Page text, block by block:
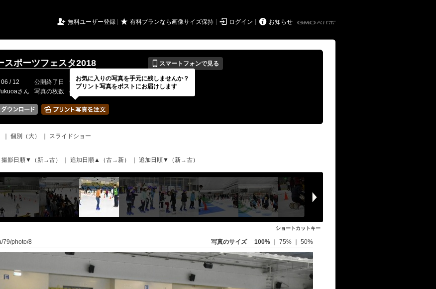
 無料ユーザー登録 ★ 有料プランなら画像サイズ保持  ログイン  お知らせ
スポーツフェスタ2018 📱 スマートフォンで見る
/ 12 公開終了日 無期限 イベントの期間
---
さん 写真の枚数 44 / 2000枚
個別（大）
スライドショー
撮影日順▼（新→古） 追加日順▲（古→新） 追加日順▼（新→古）
ショートカットキー
79/photo/8 写真のサイズ 100% 75% 50%
お気に入りの写真を手元に残しませんか？
プリント写真をポストにお届けします